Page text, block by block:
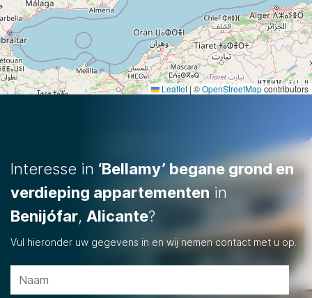
Leaflet|©OpenStreetMapcontributors
Interesse in ‘Bellamy’ begane grond en
verdieping appartementen in
Benijófar, Alicante?
Vul hieronder uw gegevens in en wij nemen contact met u op.